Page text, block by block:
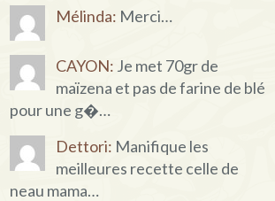
Mélinda: Merci…
CAYON: Je met 70gr de
maïzena et pas de farine de blé
pour une g�…
Dettori: Manifique les
meilleures recette celle de
neau mama…